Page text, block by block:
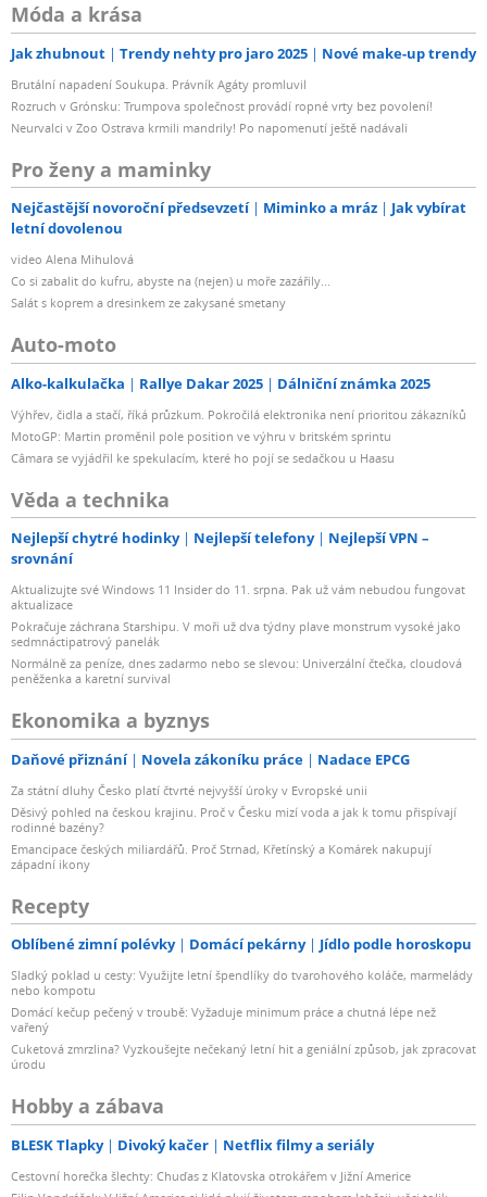
Móda a krása
Jak zhubnout Trendy nehty pro jaro 2025 Nové make-up trendy
Brutální napadení Soukupa. Právník Agáty promluvil
Rozruch v Grónsku: Trumpova společnost provádí ropné vrty bez povolení!
Neurvalci v Zoo Ostrava krmili mandrily! Po napomenutí ještě nadávali
Pro ženy a maminky
Nejčastější novoroční předsevzetí Miminko a mráz
Jak vybírat
letní dovolenou
video Alena Mihulová
Co si zabalit do kufru, abyste na (nejen) u moře zazářily...
Salát s koprem a dresinkem ze zakysané smetany
Auto-moto
Alko-kalkulačka Rallye Dakar 2025 Dálniční známka 2025
Výhřev, čidla a stačí, říká průzkum. Pokročilá elektronika není prioritou zákazníků
MotoGP: Martin proměnil pole position ve výhru v britském sprintu
Câmara se vyjádřil ke spekulacím, které ho pojí se sedačkou u Haasu
Věda a technika
Nejlepší chytré hodinky Nejlepší telefony
Nejlepší VPN –
srovnání
Aktualizujte své Windows 11 Insider do 11. srpna. Pak už vám nebudou fungovat
aktualizace
Pokračuje záchrana Starshipu. V moři už dva týdny plave monstrum vysoké jako
sedmnáctipatrový panelák
Normálně za peníze, dnes zadarmo nebo se slevou: Univerzální čtečka, cloudová
peněženka a karetní survival
Ekonomika a byznys
Daňové přiznání Novela zákoníku práce Nadace EPCG
Za státní dluhy Česko platí čtvrté nejvyšší úroky v Evropské unii
Děsivý pohled na českou krajinu. Proč v Česku mizí voda a jak k tomu přispívají
rodinné bazény?
Emancipace českých miliardářů. Proč Strnad, Křetínský a Komárek nakupují
západní ikony
Recepty
Oblíbené zimní polévky Domácí pekárny Jídlo podle horoskopu
Sladký poklad u cesty: Využijte letní špendlíky do tvarohového koláče, marmelády
nebo kompotu
Domácí kečup pečený v troubě: Vyžaduje minimum práce a chutná lépe než
vařený
Cuketová zmrzlina? Vyzkoušejte nečekaný letní hit a geniální způsob, jak zpracovat
úrodu
Hobby a zábava
BLESK Tlapky Divoký kačer Netflix filmy a seriály
Cestovní horečka šlechty: Chuďas z Klatovska otrokářem v Jižní Americe